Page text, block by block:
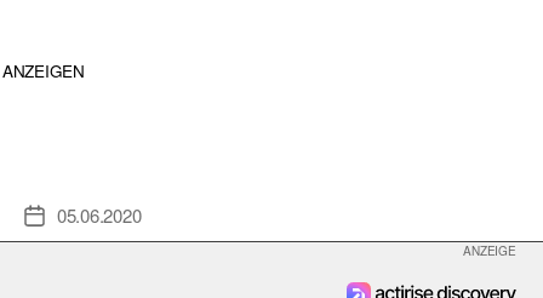
ANZEIGEN
Veröffentlichungsdatum
05.06.2020